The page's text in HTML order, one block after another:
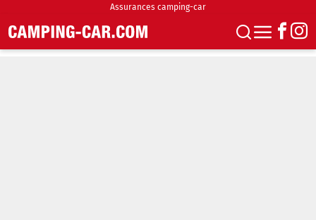
Assurances camping-car